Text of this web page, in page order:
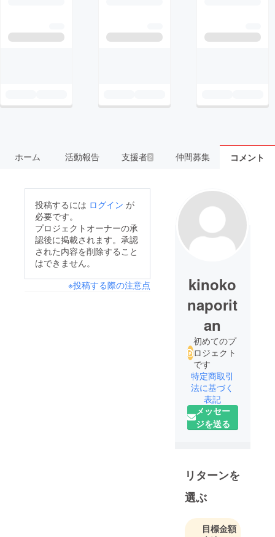
ホーム 活動報告 支援者 2 仲間募集 コメント
投稿するには ログイン が
必要です。
プロジェクトオーナーの承
認後に掲載されます。承認
された内容を削除すること
はできません。
※投稿する際の注意点
kinoko
naporit
an
初めてのプ
ロジェクト
です
特定商取引
法に基づく
表記
メッセー
ジを送る
リターンを
選ぶ
目標金額